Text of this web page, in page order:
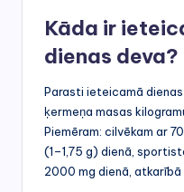
Kāda ir
dienas deva?
Parasti ieteicamā
ķermeņa masas
Piemēram: cilvēkam ar
(1–1,75 g) dienā,
2000 mg dienā,